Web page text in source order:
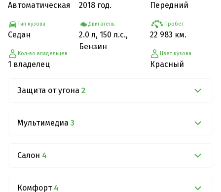
Автоматическая
Тип кузова
Седан
Кол-во владельцев
1 владелец
2018 год.
Двигатель
2.0 л, 150 л.с.,
Бензин
Передний
Пробег
22 983 км.
Цвет кузова
Красный
Защита от угона 2
Мультимедиа 3
Салон 4
Комфорт 4